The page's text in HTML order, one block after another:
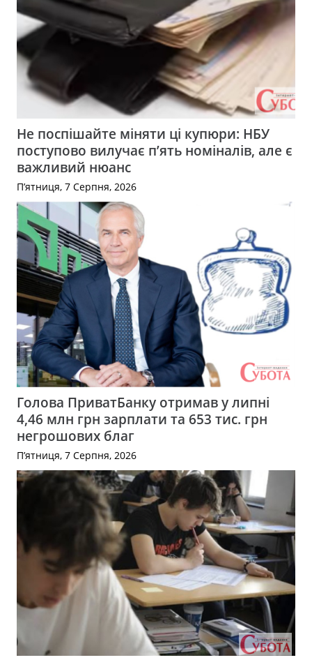
Не поспішайте міняти ці купюри: НБУ
поступово вилучає п’ять номіналів, але є
важливий нюанс
П’ятниця, 7 Серпня, 2026
Голова ПриватБанку отримав у липні
4,46 млн грн зарплати та 653 тис. грн
негрошових благ
П’ятниця, 7 Серпня, 2026